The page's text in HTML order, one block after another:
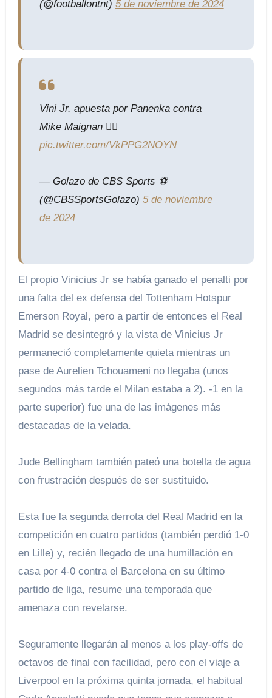
(@footballontnt) 5 de noviembre de 2024
Vini Jr. apuesta por Panenka contra
Mike Maignan 😮‍💨
pic.twitter.com/VkPPG2NOYN
— Golazo de CBS Sports ⚽️
(@CBSSportsGolazo) 5 de noviembre
de 2024
El propio Vinicius Jr se había ganado el penalti por
una falta del ex defensa del Tottenham Hotspur
Emerson Royal, pero a partir de entonces el Real
Madrid se desintegró y la vista de Vinicius Jr
permaneció completamente quieta mientras un
pase de Aurelien Tchouameni no llegaba (unos
segundos más tarde el Milan estaba a 2). -1 en la
parte superior) fue una de las imágenes más
destacadas de la velada.
Jude Bellingham también pateó una botella de agua
con frustración después de ser sustituido.
Esta fue la segunda derrota del Real Madrid en la
competición en cuatro partidos (también perdió 1-0
en Lille) y, recién llegado de una humillación en
casa por 4-0 contra el Barcelona en su último
partido de liga, resume una temporada que
amenaza con revelarse.
Seguramente llegarán al menos a los play-offs de
octavos de final con facilidad, pero con el viaje a
Liverpool en la próxima quinta jornada, el habitual